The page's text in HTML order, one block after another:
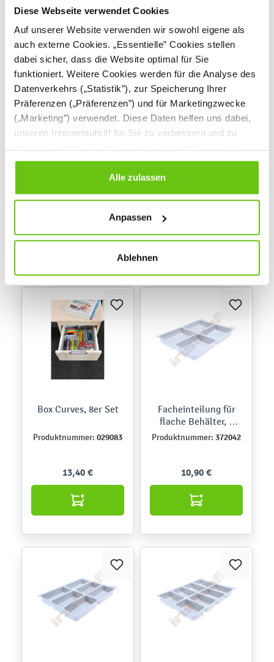
Diese Webseite verwendet Cookies
Auf unserer Website verwenden wir sowohl eigene als
auch externe Cookies. „Essentielle” Cookies stellen
dabei sicher, dass die Website optimal für Sie
funktioniert. Weitere Cookies werden für die Analyse des
Datenverkehrs („Statistik”), zur Speicherung Ihrer
Präferenzen („Präferenzen”) und für Marketingzwecke
(„Marketing”) verwendet. Diese Daten helfen uns dabei,
unseren Internetauftriff für Sie zu verbessern und zu
Cookies Sie erlauben. Verweigern Sie Ihre Zustimmung,
wählen Sie „Alle ablehnen” – in diesem Fall werden nur
Daten verarbeitet, die für den Besuch unserer Website
jederzeit ändern, indem Sie auf die Schaltfläche unten
links klicken. Weitere Informationen zur Datennutzung
Alle zulassen
Anpassen
Ablehnen
Box Curves E, 15 x 15
cm, 1Stck.
029081
Box Curves F, 23 x 15
cm, 1 Stck.
Produktnummer:
Box Curves, 8er Set
Produktnummer: 029083
13,40 €
Facheinteilung für
flache Behälter, 4
Fächer
Produktnummer: 372042
10,90 €